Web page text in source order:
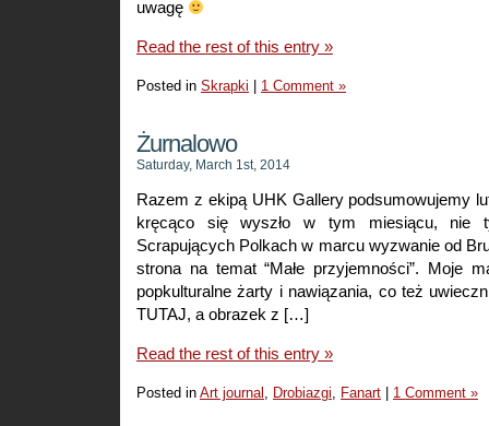
uwagę
Read the rest of this entry »
Posted in Skrapki 1 Comment »
Żurnalowo
Saturday, March 1st, 2014
Razem z ekipą UHK Gallery podsumowujemy
kręcąco się wyszło w tym miesiącu,
Scrapujących Polkach w marcu wyzwanie od
strona na temat “Małe przyjemności”. Moje
popkulturalne żarty i nawiązania, co też
TUTAJ, a obrazek z […]
Read the rest of this entry »
Posted in Art journal , Drobiazgi, Fanart 1 Comment »